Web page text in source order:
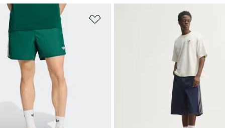
de produits favoris Ajouter à la Liste de produits